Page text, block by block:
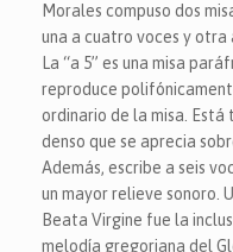
Morales compuso dos
una a cuatro voces y otra
La “a 5” es una misa
reproduce
ordinario de la misa.
denso que se aprecia
Además, escribe a seis
un mayor relieve sonoro.
Beata Virgine fue la
melodía gregoriana del